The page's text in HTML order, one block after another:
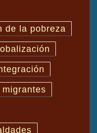
de la pobreza
migrantes